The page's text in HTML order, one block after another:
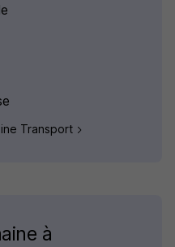
Transport
à